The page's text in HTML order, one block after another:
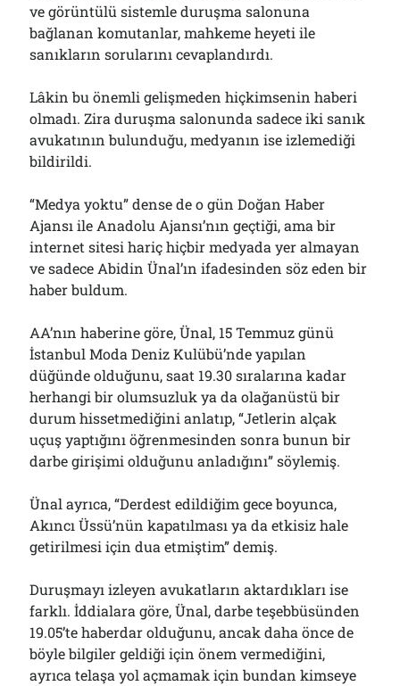
ve görüntülü sistemle duruşma salonuna
bağlanan komutanlar, mahkeme heyeti ile
sanıkların sorularını cevaplandırdı.
Lâkin bu önemli gelişmeden hiçkimsenin haberi
olmadı. Zira duruşma salonunda sadece iki sanık
avukatının bulunduğu, medyanın ise izlemediği
bildirildi.
“Medya yoktu” dense de o gün Doğan Haber
Ajansı ile Anadolu Ajansı’nın geçtiği, ama bir
internet sitesi hariç hiçbir medyada yer almayan
ve sadece Abidin Ünal’ın ifadesinden söz eden bir
haber buldum.
AA’nın haberine göre, Ünal, 15 Temmuz günü
İstanbul Moda Deniz Kulübü’nde yapılan
düğünde olduğunu, saat 19.30 sıralarına kadar
herhangi bir olumsuzluk ya da olağanüstü bir
durum hissetmediğini anlatıp, “Jetlerin alçak
uçuş yaptığını öğrenmesinden sonra bunun bir
darbe girişimi olduğunu anladığını” söylemiş.
Ünal ayrıca, “Derdest edildiğim gece boyunca,
Akıncı Üssü’nün kapatılması ya da etkisiz hale
getirilmesi için dua etmiştim” demiş.
Duruşmayı izleyen avukatların aktardıkları ise
farklı. İddialara göre, Ünal, darbe teşebbüsünden
19.05’te haberdar olduğunu, ancak daha önce de
böyle bilgiler geldiği için önem vermediğini,
ayrıca telaşa yol açmamak için bundan kimseye